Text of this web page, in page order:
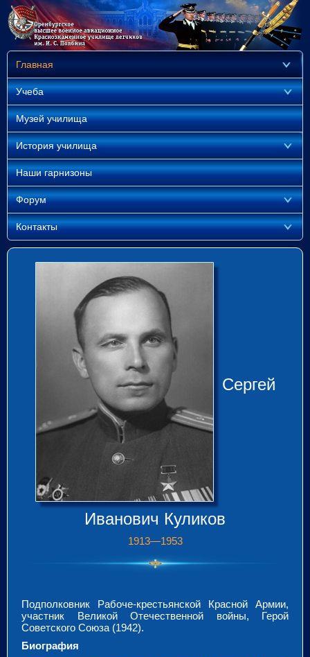
Главная
Учеба
Музей училища
История училища
Наши гарнизоны
Форум
Контакты
Сергей
Иванович Куликов
1913—1953
Подполковник Рабоче-крестьянской Красной Армии,
участник Великой Отечественной войны, Герой
Советского Союза (1942).
Биография